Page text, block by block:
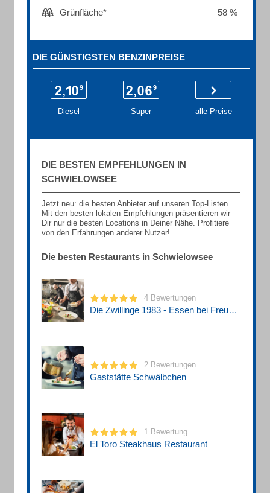
Grünfläche*
58 %
DIE GÜNSTIGSTEN BENZINPREISE
Diesel Super alle Preise
DIE BESTEN EMPFEHLUNGEN IN
SCHWIELOWSEE
Jetzt neu: die besten Anbieter auf unseren Top-Listen.
Mit den besten lokalen Empfehlungen präsentieren wir
Dir nur die besten Locations in Deiner Nähe. Profitiere
von den Erfahrungen anderer Nutzer!
Die besten Restaurants in Schwielowsee
4 Bewertungen
Die Zwillinge 1983 - Essen bei Freunden
2 Bewertungen
Gaststätte Schwälbchen
1 Bewertung
El Toro Steakhaus Restaurant